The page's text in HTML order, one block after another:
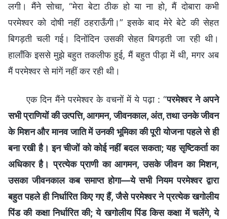
लगी। मैंने सोचा, “मेरा बेटा ठीक हो या ना हो, मैं दोबारा कभी
परमेश्वर को दोषी नहीं ठहराऊँगी।” इसके बाद मेरे बेटे की सेहत
बिगड़ती चली गई। दिनोंदिन उसकी सेहत बिगड़ती जा रही थी।
हालाँकि इससे मुझे बहुत तकलीफ हुई, मैं बहुत पीड़ा में थी, मगर अब
मैं परमेश्वर से मांगें नहीं कर रही थी।
एक दिन मैंने परमेश्वर के वचनों में ये पढ़ा : “परमेश्वर ने अपने
सभी प्राणियों की उत्पत्ति, आगमन, जीवनकाल, अंत, तथा उनके जीवन
के मिशन और मानव जाति में उनकी भूमिका की पूरी योजना पहले से ही
बना रखी है। इन चीजों को कोई नहीं बदल सकता; यह सृष्टिकर्ता का
अधिकार है। प्रत्येक प्राणी का आगमन, उसके जीवन का मिशन,
उसका जीवनकाल कब समाप्त होगा—ये सभी नियम परमेश्वर द्वारा
बहुत पहले ही निर्धारित किए गए हैं, जैसे परमेश्वर ने प्रत्येक खगोलीय
पिंड की कक्षा निर्धारित की; ये खगोलीय पिंड किस कक्षा में चलेंगे, ये